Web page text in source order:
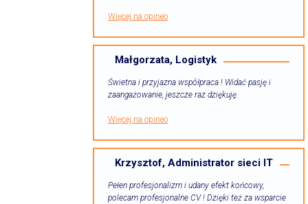
Więcej na opineo
Małgorzata, Logistyk
Świetna i przyjazna współpraca ! Widać pasję i
zaangażowanie, jeszcze raz dziękuję.
Więcej na opineo
Krzysztof, Administrator sieci IT
Pełen profesjonalizm i udany efekt końcowy,
polecam profesjonalne CV ! Dzięki też za wsparcie